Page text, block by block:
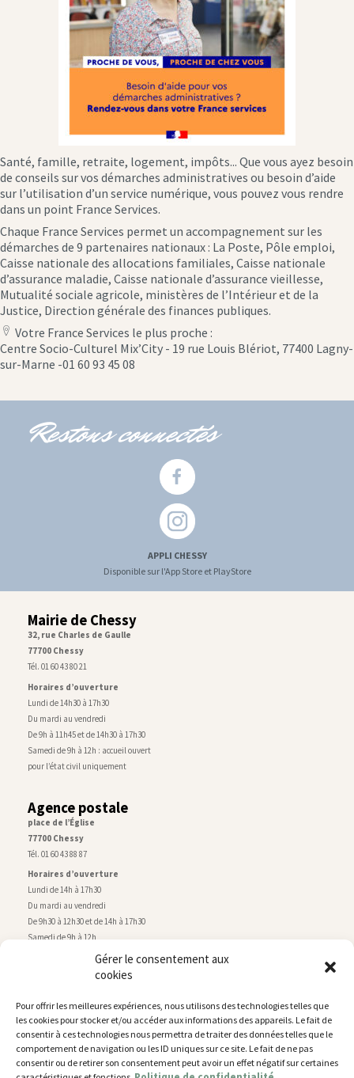
Gérer le consentement aux
cookies
Pour offrir les meilleures expériences, nous utilisons des technologies telles que
les cookies pour stocker et/ou accéder aux informations des appareils. Le fait de
consentir à ces technologies nous permettra de traiter des données telles que le
comportement de navigation ou les ID uniques sur ce site. Le fait de ne pas
consentir ou de retirer son consentement peut avoir un effet négatif sur certaines
Santé, famille, retraite, logement, impôts... Que vous ayez besoin
de conseils sur vos démarches administratives ou besoin d’aide
sur l’utilisation d’un service numérique, vous pouvez vous rendre
dans un point France Services.
Chaque France Services permet un accompagnement sur les
démarches de 9 partenaires nationaux : La Poste, Pôle emploi,
Caisse nationale des allocations familiales, Caisse nationale
d’assurance maladie, Caisse nationale d’assurance vieillesse,
Mutualité sociale agricole, ministères de l’Intérieur et de la
Justice, Direction générale des finances publiques.
location
icon
Votre France Services le plus proche :
Centre Socio-Culturel Mix’City - 19 rue Louis Blériot, 77400 Lagny-
sur-Marne -01 60 93 45 08
Restons connectés
APPLI CHESSY
Disponible sur l'App Store et PlayStore
Mairie de Chessy
32, rue Charles de Gaulle
77700 Chessy
Tél. 01 60 43 80 21
Horaires d’ouverture
Lundi de 14h30 à 17h30
Du mardi au vendredi
De 9h à 11h45 et de 14h30 à 17h30
Samedi de 9h à 12h : accueil ouvert
pour l’état civil uniquement
Agence postale
place de l’Église
77700 Chessy
Tél. 01 60 43 88 87
Horaires d’ouverture
Lundi de 14h à 17h30
Du mardi au vendredi
De 9h30 à 12h30 et de 14h à 17h30
Samedi de 9h à 12h
Service technique
rue de Montry–77700 Chessy
Tél. 01 60 43 52 63
Horaires d’ouverture
Lundi, mardi et jeudi